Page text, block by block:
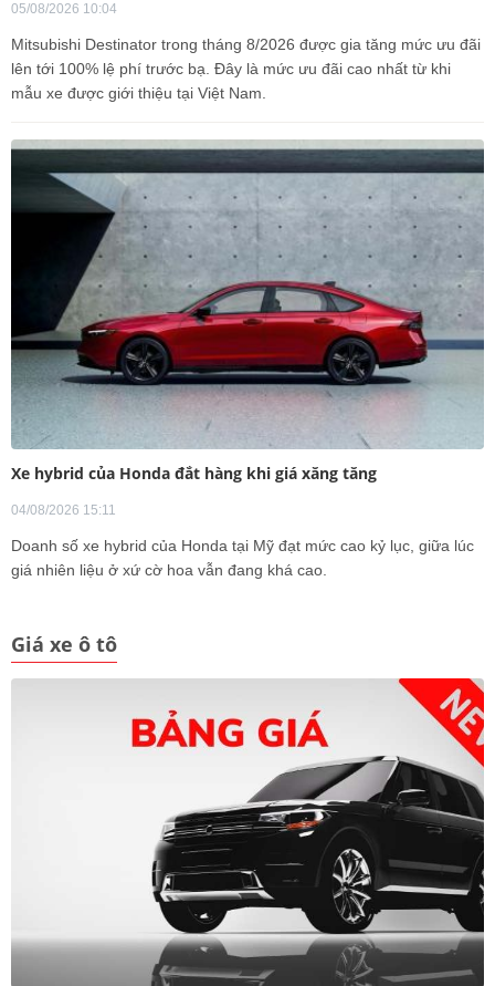
05/08/2026 10:04
Mitsubishi Destinator trong tháng 8/2026 được gia tăng mức ưu đãi
lên tới 100% lệ phí trước bạ. Đây là mức ưu đãi cao nhất từ khi
mẫu xe được giới thiệu tại Việt Nam.
Xe hybrid của Honda đắt hàng khi giá xăng tăng
04/08/2026 15:11
Doanh số xe hybrid của Honda tại Mỹ đạt mức cao kỷ lục, giữa lúc
giá nhiên liệu ở xứ cờ hoa vẫn đang khá cao.
Giá xe ô tô